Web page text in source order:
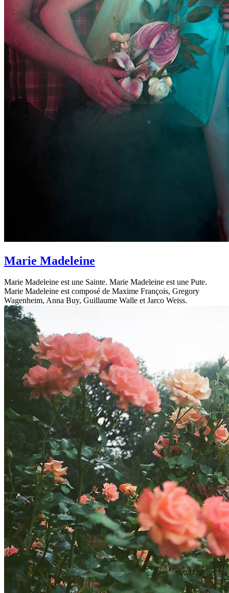
Marie Madeleine
Marie Madeleine est une Sainte. Marie Madeleine est une Pute.
Marie Madeleine est composé de Maxime François, Gregory
Wagenheim, Anna Buy, Guillaume Walle et Jarco Weiss.